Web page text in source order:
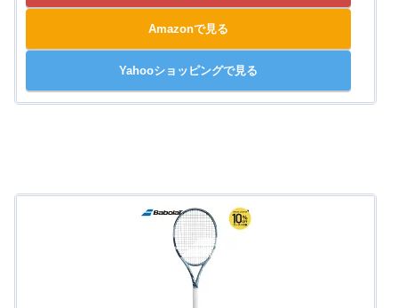
Amazonで見る
Yahooショッピングで見る